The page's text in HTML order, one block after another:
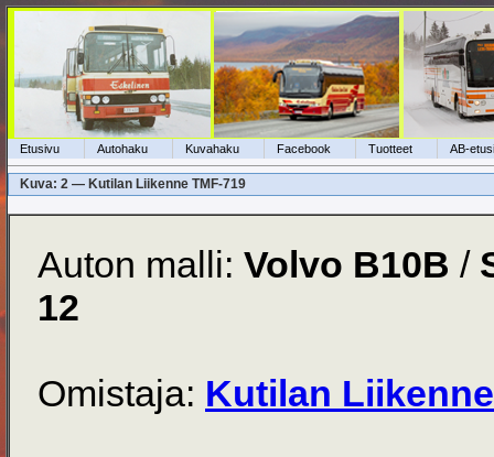
Etusivu Autohaku Kuvahaku Facebook Tuotteet AB-
Kuva: 2 — Kutilan Liikenne TMF-719
Auton malli: Volvo B10B /
12
Omistaja: Kutilan Liikenne